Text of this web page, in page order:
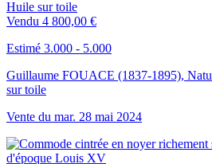
Vendu 4 800,00 €
Estimé 3.000 - 5.000
Guillaume FOUACE (1837-1895),
sur toile
Vente du mar. 28 mai 2024